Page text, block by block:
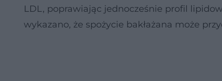
LDL, poprawiając jednocześnie profil
wykazano, że spożycie bakłażana może